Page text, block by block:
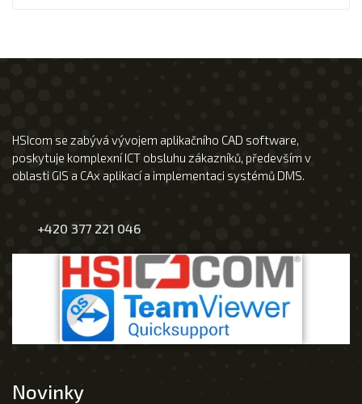
HSIcom se zabývá vývojem aplikačního CAD software,
poskytuje komplexní ICT obsluhu zákazníků, především v
oblasti GIS a CAx aplikací a implementaci systémů DMS.
+420 377 221 046
Novinky